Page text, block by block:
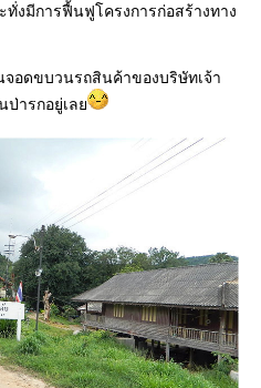
ทั่งมีการฟื้นฟูโครงการก่อสร้างทาง
อดขบวนรถสินค้าของบริษัทเจ้า
ป่ารกอยู่เล